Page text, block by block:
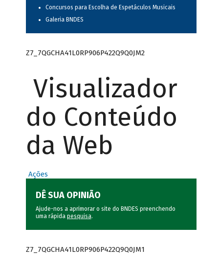
Concursos para Escolha de Espetáculos Musicais
Galeria BNDES
Z7_7QGCHA41L0RP906P422Q9Q0JM2
Visualizador
do Conteúdo
da Web
Ações
DÊ SUA OPINIÃO
Ajude-nos a aprimorar o site do BNDES preenchendo
uma rápida pesquisa.
Z7_7QGCHA41L0RP906P422Q9Q0JM1